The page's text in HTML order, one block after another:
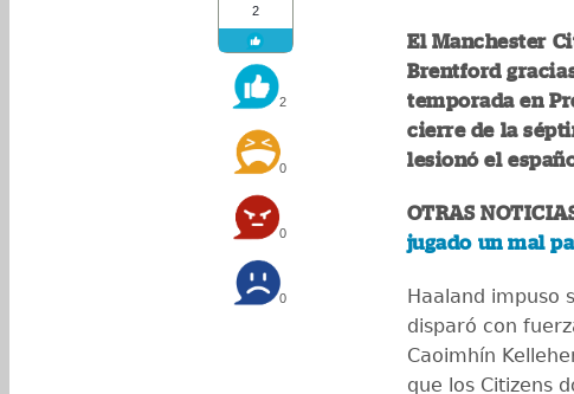
2
2
0
0
0
El Manchester
Brentford
temporada en
cierre de la
lesionó el
OTRAS
jugado un mal
Haaland impuso
disparó con
Caoimhín
que los Citizens